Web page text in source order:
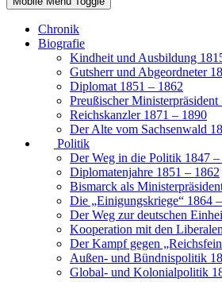
Chronik
Biografie
Kindheit und Ausbildung
Gutsherr und Abgeordneter
Diplomat 1851 – 1862
Preußischer Ministerpräsident
Reichskanzler 1871 – 1890
Der Alte vom Sachsenwald
Politik
Der Weg in die Politik 1847 –
Diplomatenjahre 1851 – 1862
Bismarck als
Die „Einigungskriege“ 1864
Der Weg zur deutschen
Kooperation mit den
Der Kampf gegen
Außen- und Bündnispolitik
Global- und Kolonialpolitik